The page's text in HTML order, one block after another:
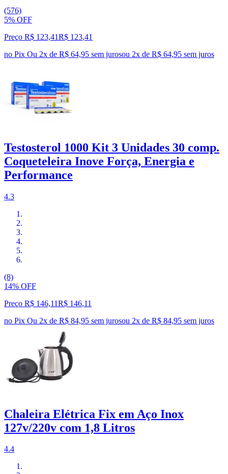
(576)
5% OFF
Preço R$ 123,41R$ 123,41
no Pix Ou 2x de R$ 64,95 sem jurosou 2x de R$ 64,95 sem juros
Testosterol 1000 Kit 3 Unidades 30 comp.
Coqueteleira Inove Força, Energia e
Performance
4.3
(8)
14% OFF
Preço R$ 146,11R$ 146,11
no Pix Ou 2x de R$ 84,95 sem jurosou 2x de R$ 84,95 sem juros
Chaleira Elétrica Fix em Aço Inox
127v/220v com 1,8 Litros
4.4